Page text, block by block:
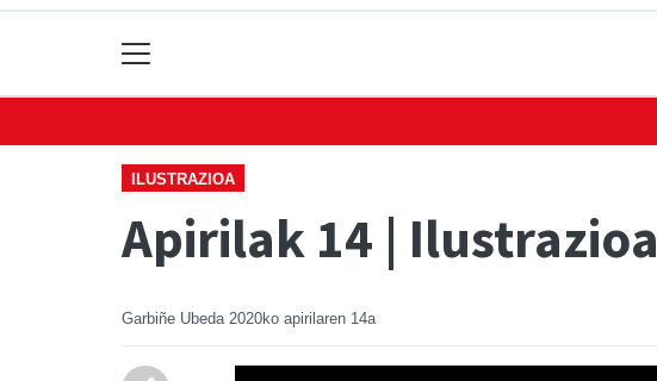
ILUSTRAZIOA
Apirilak 14 | Ilustrazioa
Garbiñe Ubeda 2020ko apirilaren 14a